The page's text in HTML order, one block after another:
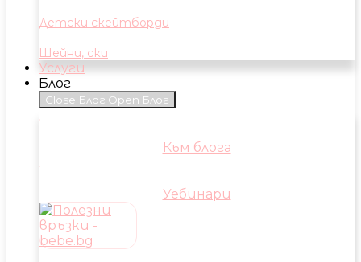
Детски скейтборди
Шейни, ски
Услуги
Блог
Close Блог Open Блог
Към блога
Уебинари